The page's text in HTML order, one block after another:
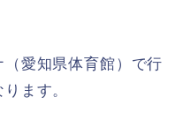
愛知県体育館）で行
ます。